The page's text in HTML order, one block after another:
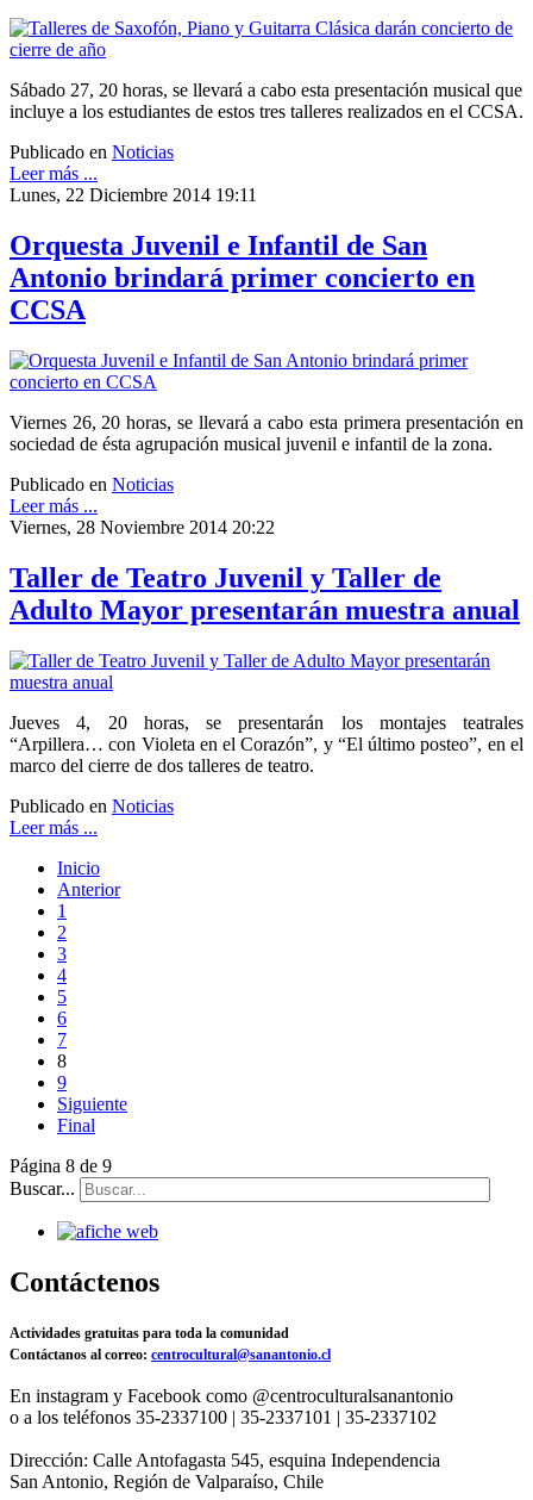
Sábado 27, 20 horas, se llevará a cabo esta presentación musical que
incluye a los estudiantes de estos tres talleres realizados en el CCSA.
Publicado en Noticias
Leer más ...
Lunes, 22 Diciembre 2014 19:11
Orquesta Juvenil e Infantil de San
Antonio brindará primer concierto en
CCSA
Viernes 26, 20 horas, se llevará a cabo esta primera presentación en
sociedad de ésta agrupación musical juvenil e infantil de la zona.
Publicado en Noticias
Leer más ...
Viernes, 28 Noviembre 2014 20:22
Taller de Teatro Juvenil y Taller de
Adulto Mayor presentarán muestra anual
Jueves 4, 20 horas, se presentarán los montajes teatrales
“Arpillera… con Violeta en el Corazón”, y “El último posteo”, en el
marco del cierre de dos talleres de teatro.
Publicado en Noticias
Leer más ...
Inicio
Anterior
1
2
3
4
5
6
7
8
9
Siguiente
Final
Página 8 de 9
Buscar...
Contáctenos
Actividades gratuitas para toda la comunidad
Contáctanos al correo: centrocultural@sanantonio.cl
En instagram y Facebook como @centroculturalsanantonio
o a los teléfonos 35-2337100 | 35-2337101 | 35-2337102
Dirección: Calle Antofagasta 545, esquina Independencia
San Antonio, Región de Valparaíso, Chile